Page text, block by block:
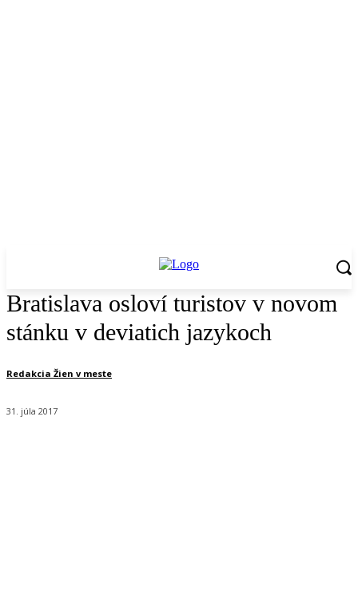
Bratislava osloví turistov v novom
stánku v deviatich jazykoch
Redakcia Žien v meste
31. júla 2017